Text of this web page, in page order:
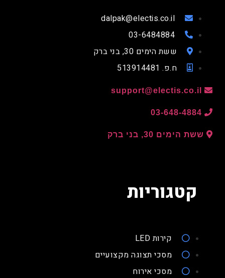
dalpak@electis.co.il
03-6484884
ששת הימים 30, בני ברק
ח.פ. 513914481
support@electis.co.il
03-648-4884
ששת הימים 30, בני ברק
קטגוריות
קירות LED
מסכי תצוגה מקצועיים
מסכי אירוח